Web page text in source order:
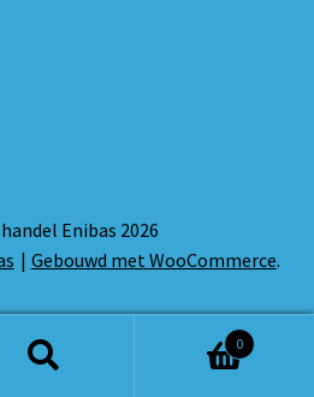
Enibas 2026
Gebouwd met WooCommerce.
0